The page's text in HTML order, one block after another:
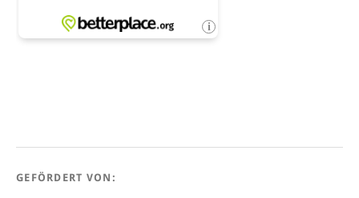
GEFÖRDERT VON: